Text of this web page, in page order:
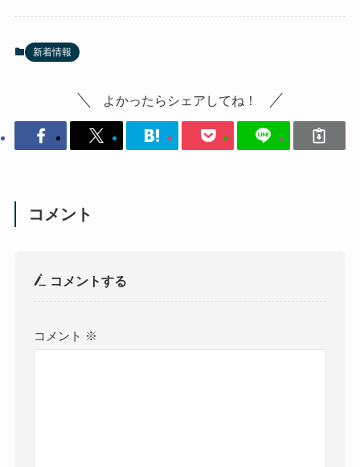
新着情報
よかったらシェアしてね！
コメント
コメントする
コメント ※